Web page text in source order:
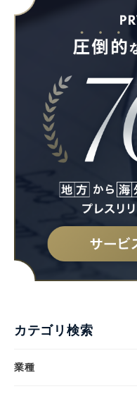
カテゴリ検索
業種